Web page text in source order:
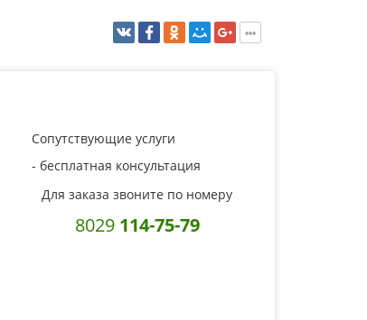
Сопутствующие услуги
- бесплатная консультация
Для заказа звоните по номеру
8029 114-75-79